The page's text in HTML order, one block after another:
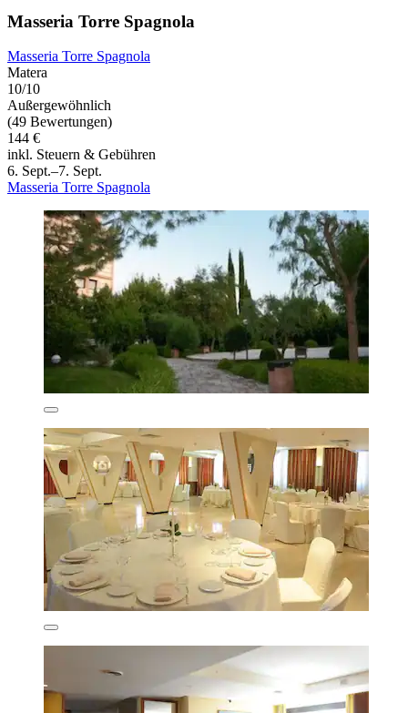
Masseria Torre Spagnola
Masseria Torre Spagnola
Matera
10/10
Außergewöhnlich
(49 Bewertungen)
144 €
inkl. Steuern & Gebühren
6. Sept.–7. Sept.
Masseria Torre Spagnola